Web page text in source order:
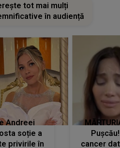
tot mai mulți
în audiență
Andreei
soție a
privirile în
cancer